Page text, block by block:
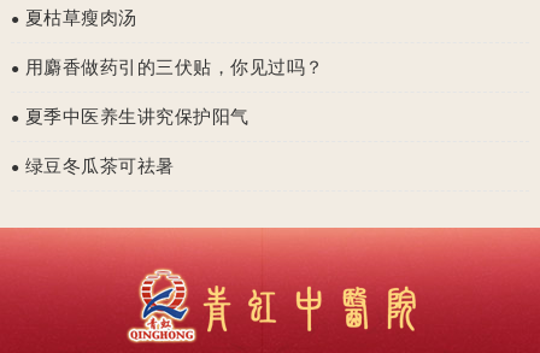
● 夏枯草瘦肉汤
● 用麝香做药引的三伏贴，你见过吗？
● 夏季中医养生讲究保护阳气
● 绿豆冬瓜茶可祛暑